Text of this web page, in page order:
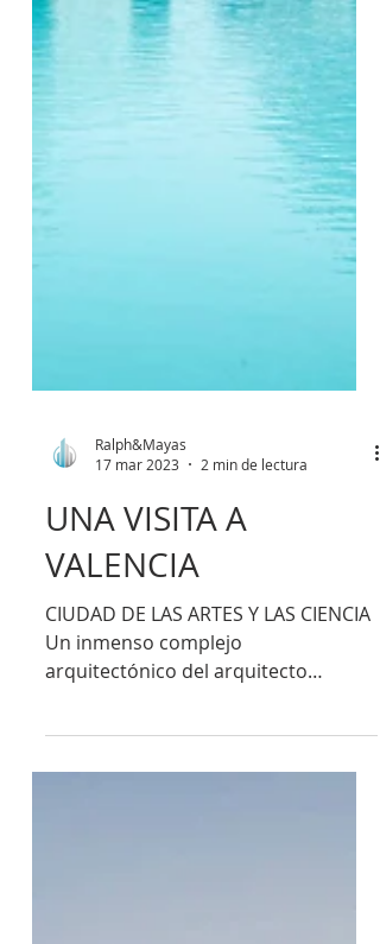
Ralph&Mayas
17 mar 2023
2 min de lectura
UNA VISITA A
VALENCIA
CIUDAD DE LAS ARTES Y LAS CIENCIA
arquitectónico del arquitecto